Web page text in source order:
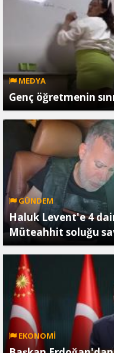
MEDYA
Genç öğretmenin
GÜNDEM
Haluk Levent'e 4
Müteahhit soluğu
EKONOMİ